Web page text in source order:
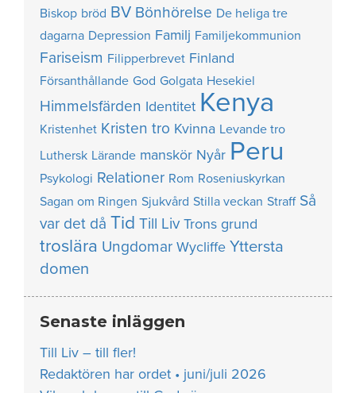
Biskop bröd BV Bönhörelse De heliga tre
dagarna Depression Familj Familjekommunion
Fariseism Filipperbrevet Finland
Försanthållande God Golgata Hesekiel
Himmelsfärden Identitet Kenya
Kristenhet Kristen tro Kvinna Levande tro
Luthersk Lärande manskör Nyår Peru
Psykologi Relationer Rom Roseniuskyrkan
Sagan om Ringen Sjukvård Stilla veckan Straff Så
var det då Tid Till Liv Trons grund
troslära Ungdomar Wycliffe Yttersta
domen
Senaste inläggen
Till Liv – till fler!
Redaktören har ordet • juni/juli 2026